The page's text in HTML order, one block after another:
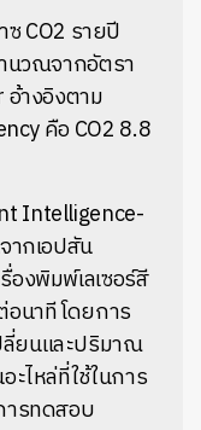
CO2 รายปี
นวณจากอัตรา
างอิงตาม
คือ CO2 8.8
Intelligence-
ากเอปสัน
งพิมพ์เลเซอร์สี
นาที โดยการ
ยนและปริมาณ
ไหล่ที่ใช้ในการ
รทดสอบ